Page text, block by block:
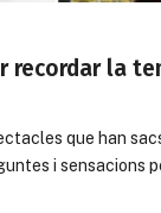
recordar la
que han
i sensacions